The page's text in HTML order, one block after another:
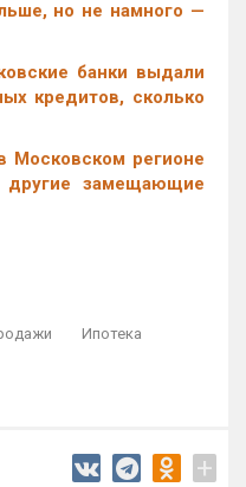
но не намного —
банки выдали
кредитов, сколько
Московском регионе
другие замещающие
Ипотека
+